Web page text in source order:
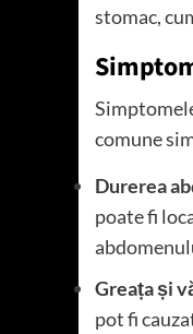
stomac,
comune
Durerea
poate fi
Greața și
pot fi